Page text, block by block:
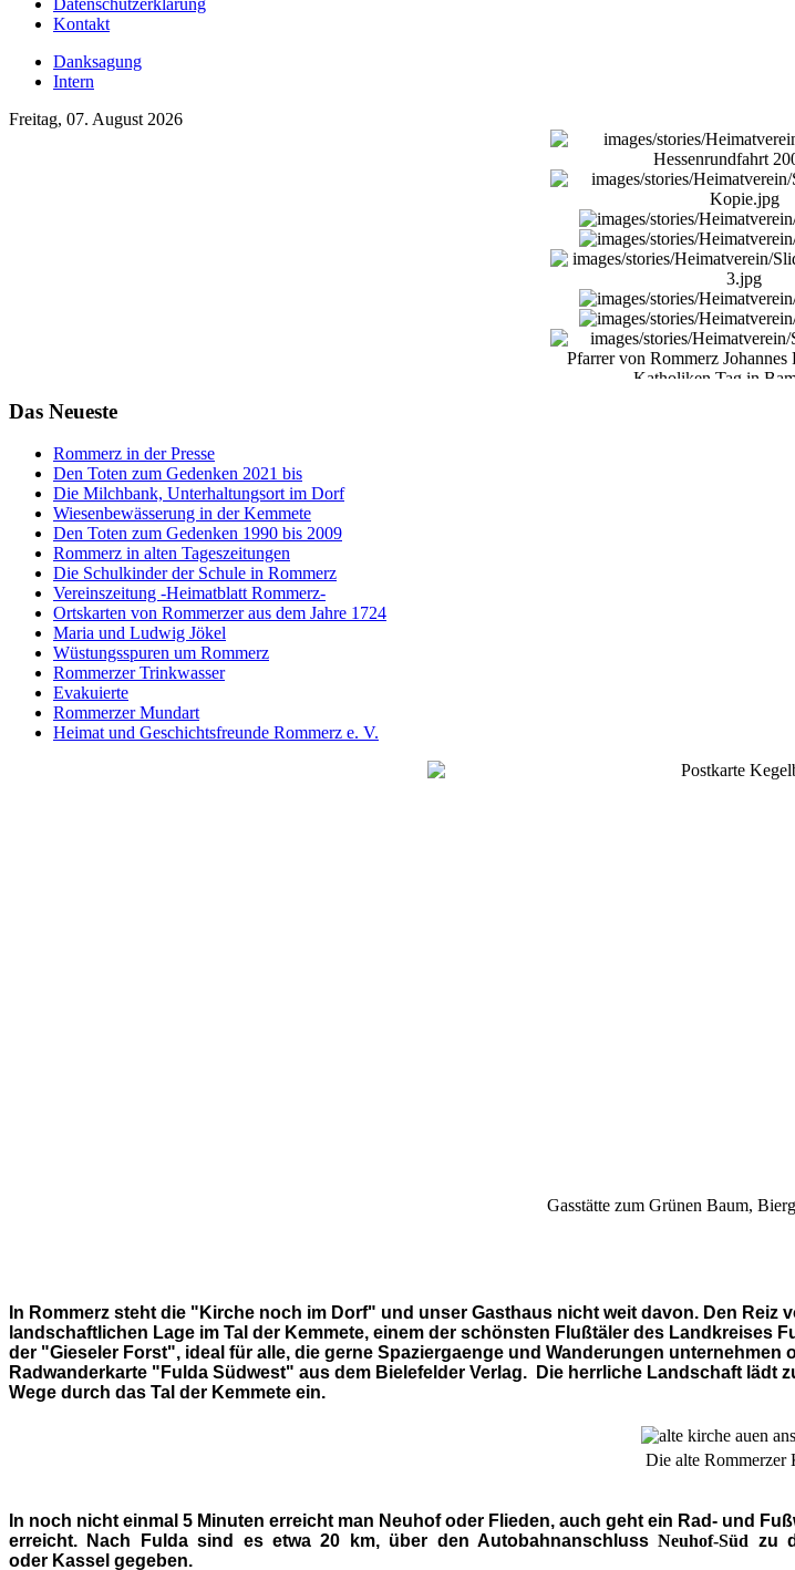
Datenschutzerklärung
Kontakt
Danksagung
Intern
Freitag, 07. August 2026
Das Neueste
Rommerz in der Presse
Den Toten zum Gedenken 2021 bis
Die Milchbank, Unterhaltungsort im Dorf
Wiesenbewässerung in der Kemmete
Den Toten zum Gedenken 1990 bis 2009
Rommerz in alten Tageszeitungen
Die Schulkinder der Schule in Rommerz
Vereinszeitung -Heimatblatt Rommerz-
Ortskarten von Rommerzer aus dem Jahre 1724
Maria und Ludwig Jökel
Wüstungsspuren um Rommerz
Rommerzer Trinkwasser
Evakuierte
Rommerzer Mundart
Heimat und Geschichtsfreunde Rommerz e. V.
Gasstätte zum Grünen Baum,
In Rommerz steht die "Kirche noch im Dorf" und unser Gasthaus nicht weit davon. Den
landschaftlichen Lage im Tal der Kemmete, einem der schönsten Flußtäler des Landkreises
der "Gieseler Forst", ideal für alle, die gerne Spaziergaenge und Wanderungen
Radwanderkarte "Fulda Südwest" aus dem Bielefelder Verlag. Die herrliche Landschaft lädt
Wege durch das Tal der Kemmete ein.
Die alte Rommerzer
In noch nicht einmal 5 Minuten erreicht man Neuhof oder Flieden, auch geht ein Rad- und
erreicht. Nach Fulda sind es etwa 20 km, über den Autobahnanschluss Neuhof-Süd zu
oder Kassel gegeben.